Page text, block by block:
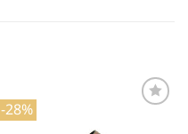
-28%